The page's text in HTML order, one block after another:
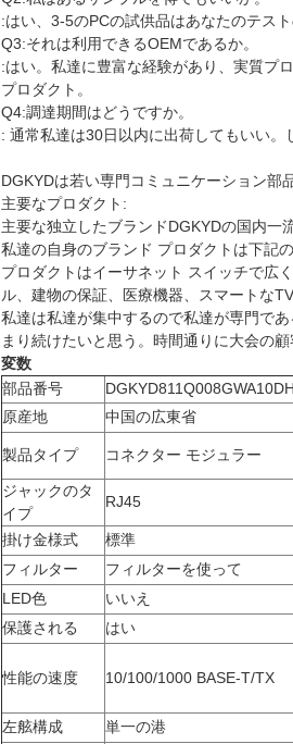
:はい、3-5のPCの試供品はあなたのテス
Q3:それは利用できるOEMであるか。
:はい。私達に豊富な経験があり、実質プ
プロダクト。
Q4:調達期間はどうですか。
: 通常私達は30日以内に出荷してもいい。
DGKYDは若い専門コミュニケーション部
主要なプロダクト:
主要な独立したブランドDGKYDの国内一
私達の自身のブランド プロダクトは下記
プロダクトはイーサネット スイッチで広
ル、建物の保証、医療機器、スマートな
私達は私達が集中するので私達が専門で
まり続けたいと思う。時間通りに大会の
変数
部品番号
原産地
中国の広東省
製品タイプ コネクター モジュラー
ジャックのタ
イプ
RJ45
掛け金様式 標準
フィルター
フィルターを使って
LED色
いいえ
保護される
はい
性能の速度 10/100/1000 BASE-T/TX
左舷構成 単一の港